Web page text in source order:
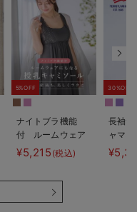
5%OFF
ナイトブラ機能
付 ルームウェア
にもなる授乳キャ
ミソール
¥5,215 (税込)
30%OFF
長袖サ
ャマ
ェー